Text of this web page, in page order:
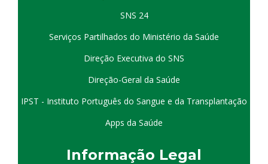
SNS 24
Serviços Partilhados do Ministério da Saúde
Direção Executiva do SNS
Direção-Geral da Saúde
IPST - Instituto Português do Sangue e da Transplantação
Apps da Saúde
Informação Legal